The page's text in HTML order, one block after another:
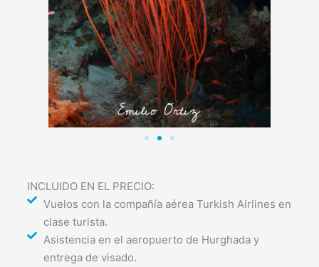
INCLUIDO EN EL PRECIO:
Vuelos con la compañía aérea Turkish Airlines en
clase turista.
Asistencia en el aeropuerto de Hurghada y
entrega de visado.